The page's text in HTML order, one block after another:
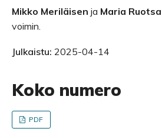
Mikko Meriläisen ja Maria
voimin.
Julkaistu: 2025-04-14
Koko numero
PDF